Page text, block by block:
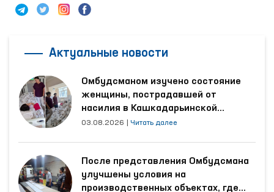
Актуальные новости
Омбудсманом изучено состояние
женщины, пострадавшей от
насилия в Кашкадарьинской
области
03.08.2026 Читать далее
После представления Омбудсмана
улучшены условия на
производственных объектах, где